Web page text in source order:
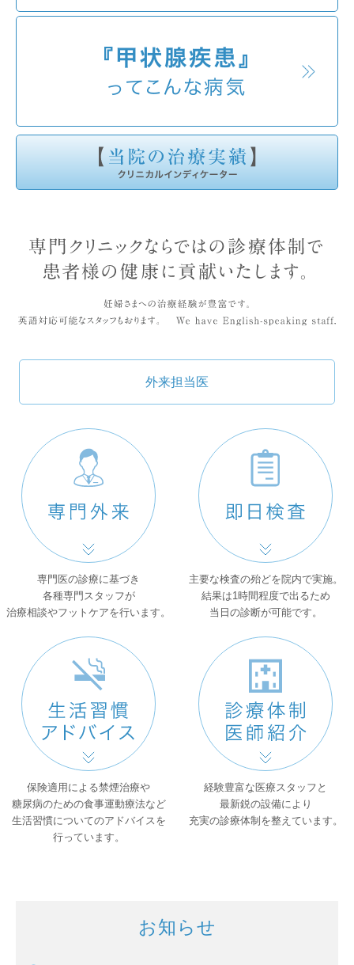
外来担当医
専門医の診療に基づき
各種専門スタッフが
治療相談やフットケアを行います。
主要な検査の殆どを院内で実施。
結果は1時間程度で出るため
当日の診断が可能です。
保険適用による禁煙治療や
糖尿病のための食事運動療法など
生活習慣についてのアドバイスを
行っています。
経験豊富な医療スタッフと
最新鋭の設備により
充実の診療体制を整えています。
お知らせ